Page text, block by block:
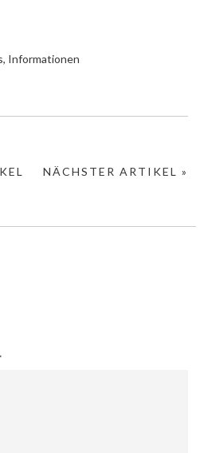
Informationen
NÄCHSTER ARTIKEL »